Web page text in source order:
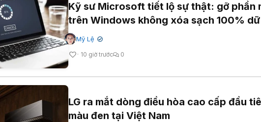
Kỹ sư Microsoft tiết lộ sự thật: gỡ phần
trên Windows không xóa sạch 100%
Mỹ Lệ ✔
10 giờ trước 0
LG ra mắt dòng điều hòa cao cấp đầu
màu đen tại Việt Nam